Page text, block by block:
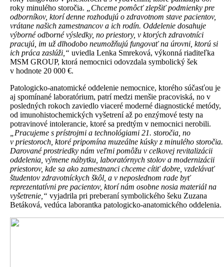
roky minulého storočia.
„Chceme pomôcť zlepšiť podmienky pre
odborníkov, ktorí denne rozhodujú o zdravotnom stave pacientov,
vrátane našich zamestnancov a ich rodín. Oddelenie dosahuje
výborné odborné výsledky, no priestory, v ktorých zdravotníci
pracujú, im už dlhodobo neumožňujú fungovať na úrovni, ktorú si
ich práca zaslúži,“ uviedla Lenka Smreková, výkonná riaditeľka
MSM GROUP, ktorá nemocnici odovzdala symbolický šek
v hodnote 20 000 €.
Patologicko-anatomické oddelenie nemocnice, ktorého súčasťou je
aj spomínané laboratórium, patrí medzi menšie pracoviská, no v
posledných rokoch zaviedlo viaceré moderné diagnostické metódy,
od imunohistochemických vyšetrení až po enzýmové testy na
potravinové intolerancie, ktoré sa predtým v nemocnici nerobili.
„Pracujeme s prístrojmi a technológiami 21. storočia, no
v priestoroch, ktoré pripomína muzeálne kúsky z minulého storočia.
Darované prostriedky nám veľmi pomôžu v celkovej revitalizácii
oddelenia, výmene nábytku, laboratórnych stolov a modernizácii
priestorov, kde sa ako zamestnanci chceme cítiť dobre, vzdelávať
študentov zdravotníckych škôl, a v neposlednom rade byť
reprezentatívni pre pacientov, ktorí nám osobne nosia materiál na
vyšetrenie,“ vyjadrila pri preberaní symbolického šeku Zuzana
Betáková, vedúca laborantka patologicko-anatomického oddelenia.